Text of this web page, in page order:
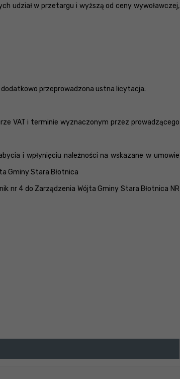
udział w przetargu i wyższą od ceny wywoławczej,
przeprowadzona ustna licytacja.
VAT i terminie wyznaczonym przez prowadzącego
i wpłynięciu należności na wskazane w umowie
Gminy Stara Błotnica
nr 4 do Zarządzenia Wójta Gminy Stara Błotnica NR